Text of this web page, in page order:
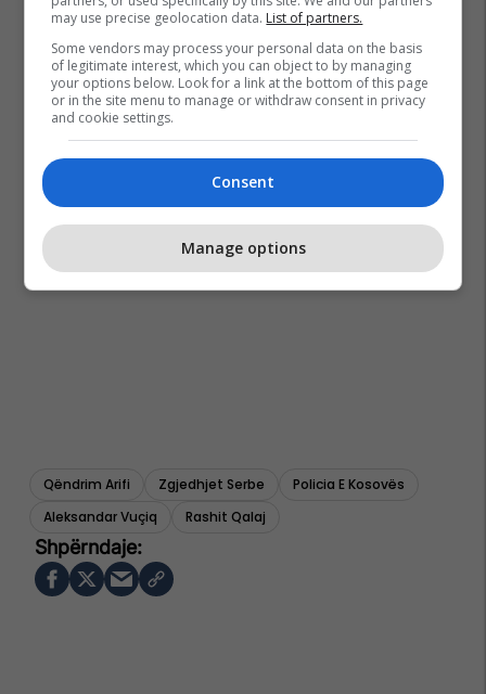
Qëndrim Arifi Zgjedhjet Serbe
Policia E Kosovës
Aleksandar Vuçiq
Rashit Qalaj
may use precise geolocation data. List of partners.
Some vendors may process your personal data on the basis
of legitimate interest, which you can object to by managing
your options below. Look for a link at the bottom of this page
or in the site menu to manage or withdraw consent in privacy
and cookie settings.
Consent
Manage options